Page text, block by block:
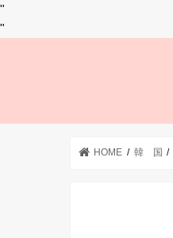
"
"
HOME 韓 国